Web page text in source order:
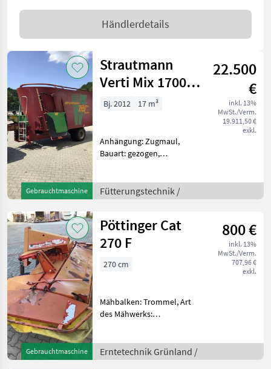
Händlerdetails
Gebrauchtmaschine
Strautmann
Verti Mix 1700
Double
22.500
€
inkl. 13%
MwSt./Verm.
19.911,50 €
exkl.
Bj. 2012 17 m³
Anhängung: Zugmaul,
Bauart: gezogen,
horizontal, Mischsystem:
Schnecken, Stützfuß,
vorne Beidseitig
Fütterungstechnik /
Gebrauchtmaschine
Pöttinger Cat
270 F
800 €
inkl. 13%
MwSt./Verm.
707,96 €
exkl.
270 cm
Mähbalken: Trommel, Art
des Mähwerks:
Trommeln 2
Schwadscheiben
Erntetechnik Grünland /